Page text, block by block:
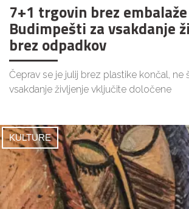
7+1 trgovin brez
Budimpešti za vsakdanje
brez odpadkov
Čeprav se je julij brez plastike končal, ne
vsakdanje življenje vključite določene
KULTURE